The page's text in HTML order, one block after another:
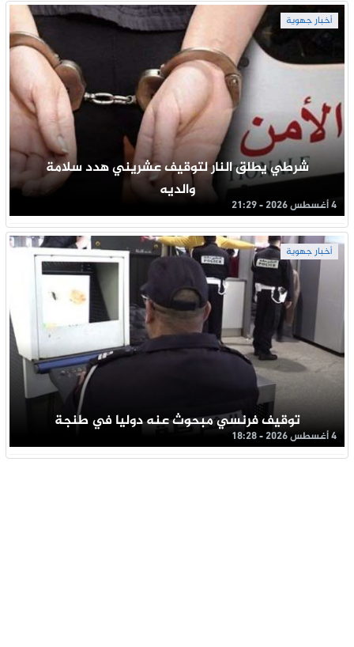
أخبار جهوية
شرطي يطلق النار لتوقيف عشريني هدد سلامة
والديه
4 أغسطس 2026 - 21:29
أخبار جهوية
توقيف فرنسي مبحوث عنه دوليا في طنجة
4 أغسطس 2026 - 18:28